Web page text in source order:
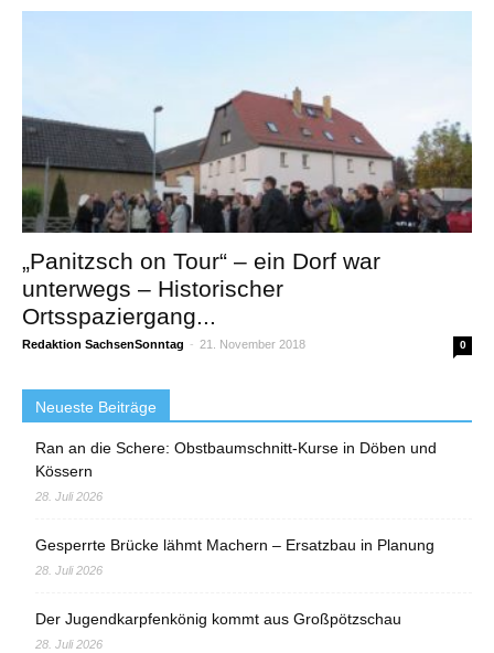
„Panitzsch on Tour“ – ein Dorf war
unterwegs – Historischer
Ortsspaziergang...
Redaktion SachsenSonntag - 21. November 2018 0
Neueste Beiträge
Ran an die Schere: Obstbaumschnitt-Kurse in Döben und
Kössern
28. Juli 2026
Gesperrte Brücke lähmt Machern – Ersatzbau in Planung
28. Juli 2026
Der Jugendkarpfenkönig kommt aus Großpötzschau
28. Juli 2026